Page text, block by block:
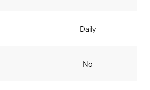
Daily
No